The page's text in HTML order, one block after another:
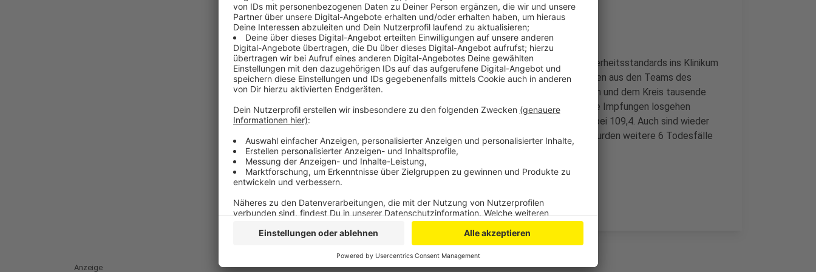
Anzeige
Eine Thermobox mit den Impfdosen ist gestern unter hohen Sicherheitsstandards ins Klinikum
geliefert worden. Die ersten Mitarbeiter, die geimpft wurden, waren aus den Teams des
Notfallzentrums und der Intensivstationen. Außerdem sind in Bonn und dem Kreis tausende
Briefe an die über 80-Jährigen unterwegs, damit bei ihnen auch die Impfungen losgehen
können. Der Inzidenzwert in Bonn liegt aktuell bei 94,85, im Kreis bei 109,4. Auch sind wieder
Menschen im Zusammenhang mit dem Virus gestorben, in Bonn wurden weitere 6 Todesfälle
registriert, im Kreis 5.
Anzeige
Anzeige